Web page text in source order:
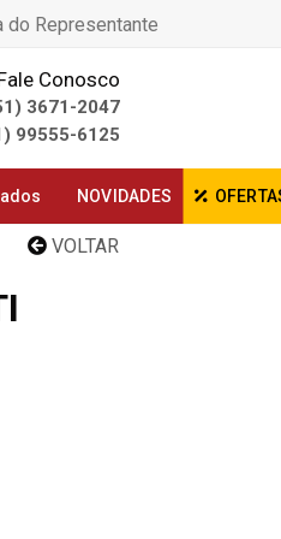
do Representante
Conosco
3671-2047
99555-6125
NOVIDADES
VOLTAR